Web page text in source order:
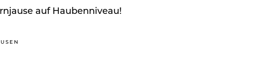
auf Haubenniveau!